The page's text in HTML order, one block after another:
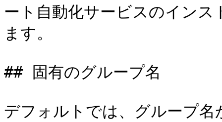
ート自動化サービスのイン
ます。
## 固有のグループ名
デフォルトでは、グループ